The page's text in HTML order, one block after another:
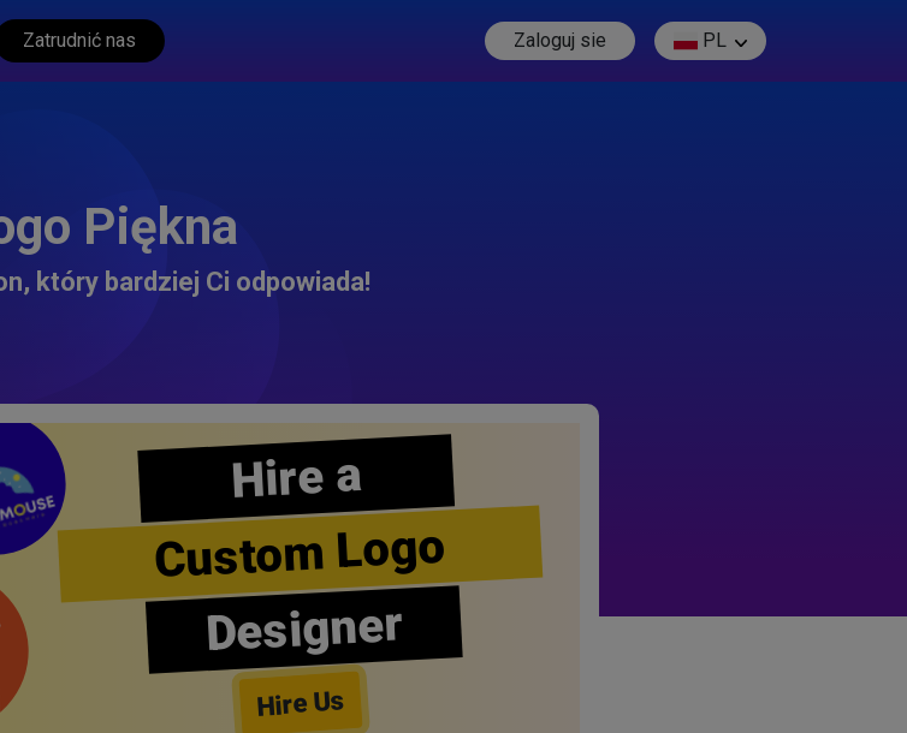
Zatrudnić nas Zaloguj sie PL
Piękna
który bardziej Ci odpowiada!
Hire a
Custom Logo
Designer
Hire Us